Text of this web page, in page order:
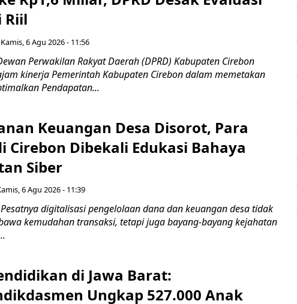
Riil
Kamis, 6 Agu 2026 - 11:56
Perwakilan Rakyat Daerah (DPRD) Kabupaten Cirebon
kinerja Pemerintah Kabupaten Cirebon dalam memetakan
Pendapatan...
Keuangan Desa Disorot, Para
Cirebon Dibekali Edukasi Bahaya
Siber
6 Agu 2026 - 11:39
digitalisasi pengelolaan dana dan keuangan desa tidak
kemudahan transaksi, tetapi juga bayang-bayang kejahatan
di Jawa Barat:
Ungkap 527.000 Anak